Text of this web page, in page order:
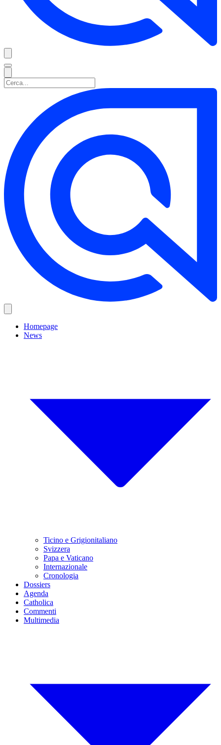
Homepage
News
Ticino e Grigionitaliano
Svizzera
Papa e Vaticano
Internazionale
Cronologia
Dossiers
Agenda
Catholica
Commenti
Multimedia